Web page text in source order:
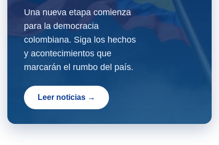
Una nueva etapa comienza
para la democracia
colombiana. Siga los hechos
y acontecimientos que
marcarán el rumbo del país.
Leer noticias →